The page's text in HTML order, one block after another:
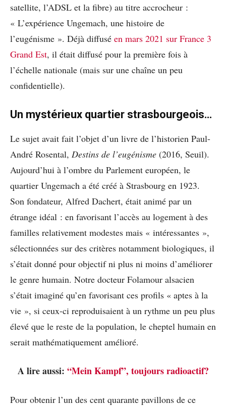
satellite, l’ADSL et la fibre) au titre accrocheur :
« L’expérience Ungemach, une histoire de
l’eugénisme ». Déjà diffusé en mars 2021 sur France 3
Grand Est, il était diffusé pour la première fois à
l’échelle nationale (mais sur une chaîne un peu
confidentielle).
Un mystérieux quartier strasbourgeois…
Le sujet avait fait l’objet d’un livre de l’historien Paul-
André Rosental, Destins de l’eugénisme (2016, Seuil).
Aujourd’hui à l’ombre du Parlement européen, le
quartier Ungemach a été créé à Strasbourg en 1923.
Son fondateur, Alfred Dachert, était animé par un
étrange idéal : en favorisant l’accès au logement à des
familles relativement modestes mais « intéressantes »,
sélectionnées sur des critères notamment biologiques, il
s’était donné pour objectif ni plus ni moins d’améliorer
le genre humain. Notre docteur Folamour alsacien
s’était imaginé qu’en favorisant ces profils « aptes à la
vie », si ceux-ci reproduisaient à un rythme un peu plus
élevé que le reste de la population, le cheptel humain en
serait mathématiquement amélioré.
A lire aussi: “Mein Kampf”, toujours radioactif?
Pour obtenir l’un des cent quarante pavillons de ce